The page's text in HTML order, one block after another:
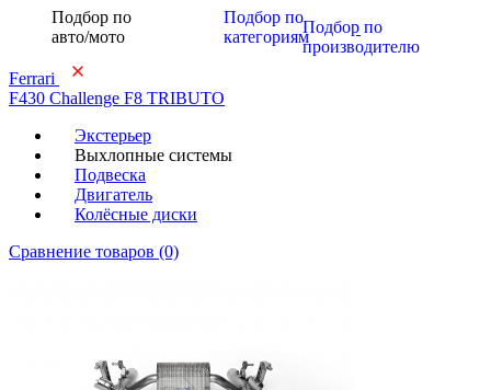
Подбор по
авто/мото
Подбор по
категориям
Подбор по
производителю
Ferrari
F430 Challenge F8 TRIBUTO
Экстерьер
Выхлопные системы
Подвеска
Двигатель
Колёсные диски
Сравнение товаров (0)